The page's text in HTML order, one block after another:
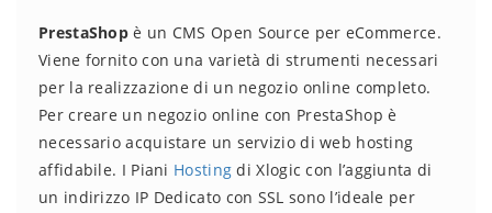
PrestaShop è un CMS Open Source per eCommerce.
Viene fornito con una varietà di strumenti necessari
per la realizzazione di un negozio online completo.
Per creare un negozio online con PrestaShop è
necessario acquistare un servizio di web hosting
affidabile. I Piani Hosting di Xlogic con l’aggiunta di
un indirizzo IP Dedicato con SSL sono l’ideale per